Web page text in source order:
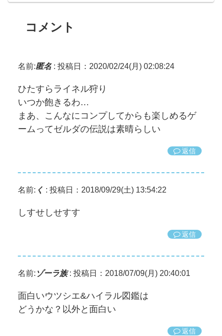
コメント
名前:匿名: 投稿日：2020/02/24(月) 02:08:24
ひたすらライネル狩り
いつか飽きるわ…
まあ、こんなにコンプしてからも楽しめるゲ
ームってゼルダの伝説は素晴らしい
返信
名前: く : 投稿日：2018/09/29(土) 13:54:22
しすせしせすす
返信
名前: ゾーラ族: 投稿日：2018/07/09(月) 20:40:01
面白いウツシエ&ハイラル図鑑は
どうかな？以外と面白い
返信